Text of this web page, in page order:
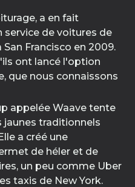
a en fait
de voitures de
Francisco en 2009.
ont lancé l'option
que nous connaissons
appelée Waave tente
jaunes traditionnels
a créé une
de héler et de
un peu comme Uber
taxis de New York.